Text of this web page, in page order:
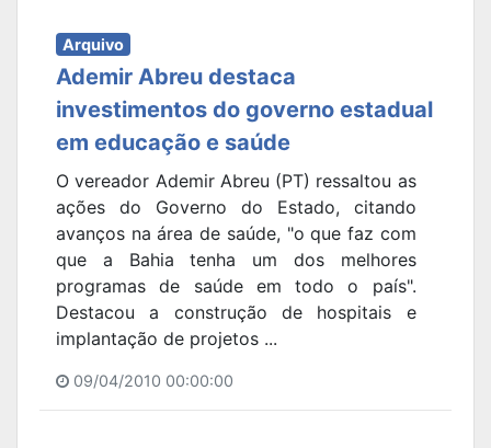
Arquivo
Ademir Abreu destaca
investimentos do governo estadual
em educação e saúde
O vereador Ademir Abreu (PT) ressaltou as
ações do Governo do Estado, citando
avanços na área de saúde, "o que faz com
que a Bahia tenha um dos melhores
programas de saúde em todo o país".
Destacou a construção de hospitais e
implantação de projetos ...
09/04/2010 00:00:00